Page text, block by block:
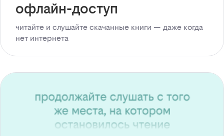
офлайн-доступ
читайте и слушайте скачанные книги — даже когда
нет интернета